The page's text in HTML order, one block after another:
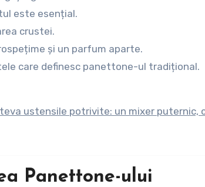
este esențial.
crustei.
și un parfum aparte.
care definesc panettone-ul tradițional.
ustensile potrivite: un mixer puternic,
Panettone-ului